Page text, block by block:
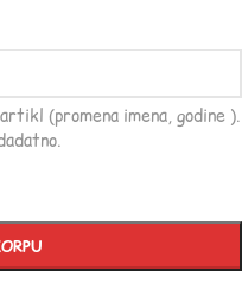
(promena imena, godine ).